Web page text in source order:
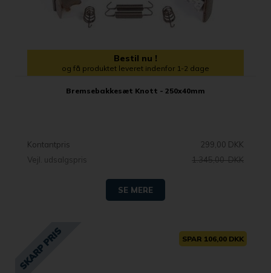
Bestil nu !
og få produktet leveret indenfor 1-2 dage
Bremsebakkesæt Knott - 250x40mm
Kontantpris
299,00 DKK
Vejl. udsalgspris
1.345,00 DKK
SE MERE
SPAR 106,00 DKK